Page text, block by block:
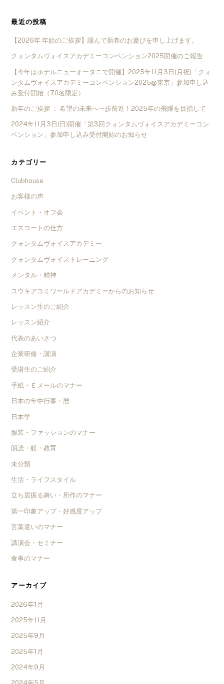
最近の投稿
【2026年 年始のご挨拶】謹んで新春のお慶びを申し上げます。
クォンタムヴォイスアカデミーコンベンション2025開催のご報告
【今年はホテルニューオータニで開催】2025年11月3日(月祝)「クォ
ンタムヴォイスアカデミーコンベンション2025@東京」参加申し込
み受付開始（70名限定）
新年のご挨拶 ： 希望の未来へ一歩前進！2025年の飛躍を目指して
2024年11月3日(日)開催「第3回クォンタムヴォイスアカデミーコン
ベンション」参加申し込み受付開始のお知らせ
カテゴリー
Clubhouse
お客様の声
イベント・オフ会
エスコートの仕方
クォンタムヴォイスアカデミー
クォンタムヴォイストレーニング
メンタル・精神
ユウキアユミワールドアカデミーからのお知らせ
レッスン生のご紹介
レッスン紹介
代表のあいさつ
企業研修・講演
受講生のご紹介
手紙・Ｅメールのマナー
日本の年中行事・暦
日本学
服装・ファッションのマナー
朗読・躾・教育
未分類
生活・ライフスタイル
立ち居振る舞い・所作のマナー
第一印象アップ・好感度アップ
言葉遣いのマナー
講演会・セミナー
食事のマナー
アーカイブ
2026年1月
2025年11月
2025年9月
2025年1月
2024年9月